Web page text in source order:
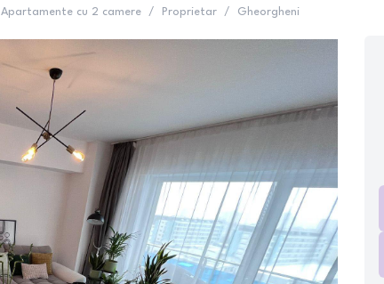
Apartamente cu 2 camere / Proprietar / Gheorgheni